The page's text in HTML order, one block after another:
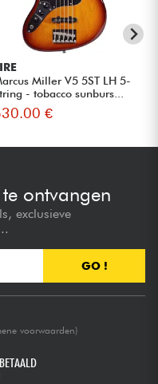
Miller V5 5ST LH 5-
- tobacco sunburs...
€
ontvangen
exclusieve
GO !
voorwaarden)